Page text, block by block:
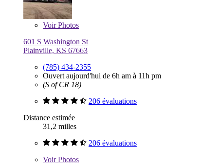
VoirPhotos
601 S Washington St
Plainville, KS 67663
(785) 434-2355
Ouvert aujourd'hui de 6h am à 11h pm
(S of CR 18)
206 évaluations
Distance estimée
31,2 milles
206 évaluations
VoirPhotos